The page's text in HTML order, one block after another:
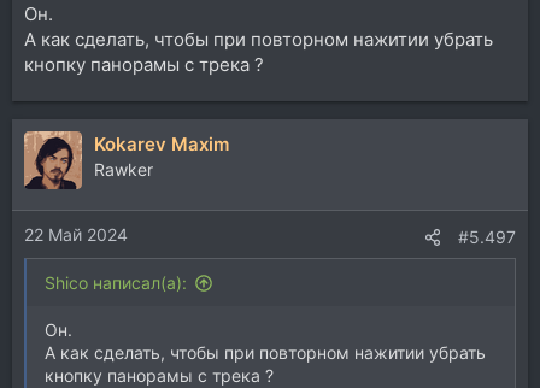
Он.
А как сделать, чтобы при повторном нажитии убрать
кнопку панорамы с трека ?
Kokarev Maxim
Rawker
22 Май 2024 #5.497
Shico написал(а):
Он.
А как сделать, чтобы при повторном нажитии убрать
кнопку панорамы с трека ?